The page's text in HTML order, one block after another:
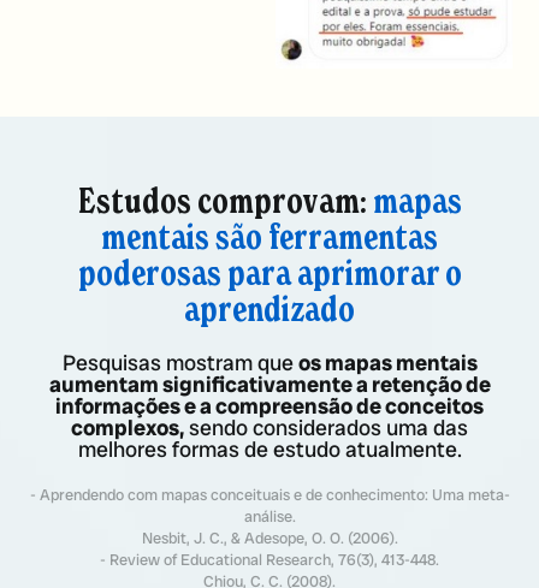
Estudos comprovam: mapas
mentais são ferramentas
poderosas para aprimorar o
aprendizado
Pesquisas mostram queos mapas mentais
aumentam significativamente a retenção de
informações e a compreensão de conceitos
complexos,sendo considerados uma das
melhores formas de estudo atualmente.
- Aprendendo com mapas conceituais e de conhecimento: Uma meta-
análise.
Nesbit, J. C., & Adesope, O. O. (2006).
- Review of Educational Research, 76(3), 413-448.
Chiou, C. C. (2008).